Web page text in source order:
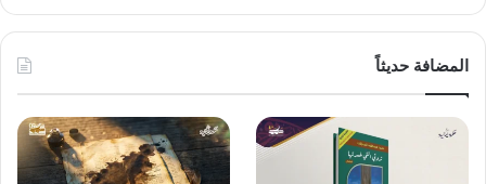
المضافة حديثاً